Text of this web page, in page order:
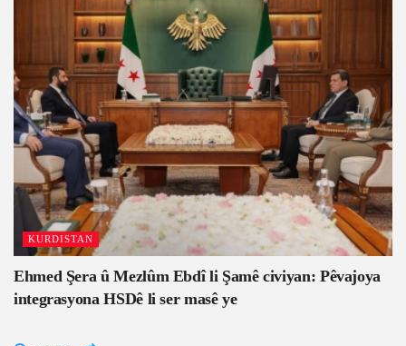
KURDISTAN
Ehmed Şera û Mezlûm Ebdî li Şamê civiyan: Pêvajoya
integrasyona HSDê li ser masê ye